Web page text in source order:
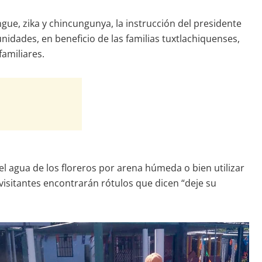
zika y chincungunya, la instrucción del presidente
en beneficio de las familias tuxtlachiquenses,
agua de los floreros por arena húmeda o bien utilizar
encontrarán rótulos que dicen “deje su